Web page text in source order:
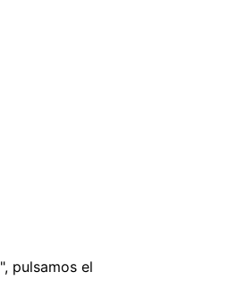
", pulsamos el